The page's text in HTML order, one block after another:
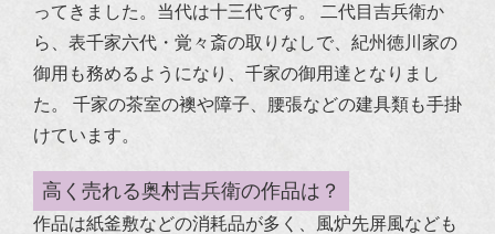
ってきました。当代は十三代です。
二代目吉兵衛か
ら、表千家六代・覚々斎の取りなしで、紀州徳川家の
御用も務めるようになり、千家の御用達となりまし
た。
千家の茶室の襖や障子、腰張などの建具類も手掛
けています。
高く売れる奥村吉兵衛の作品は？
作品は紙釜敷などの消耗品が多く、風炉先屏風なども